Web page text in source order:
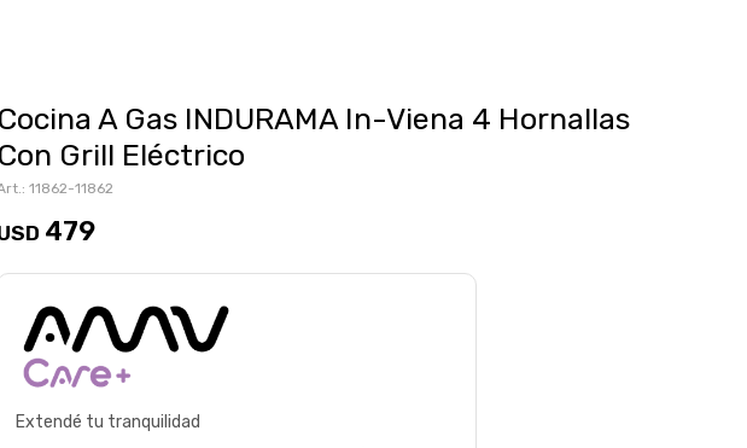
Cocina A Gas INDURAMA In-Viena 4 Hornallas
Con Grill Eléctrico
11862-11862
479
Extendé tu tranquilidad